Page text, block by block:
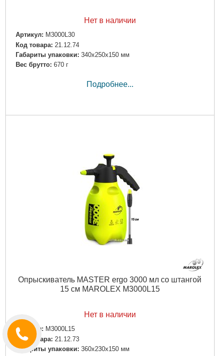
Нет в наличии
Артикул: M3000L30
Код товара: 21.12.74
Габариты упаковки: 340x250x150 мм
Вес брутто: 670 г
Подробнее...
Опрыскиватель MASTER ergo 3000 мл со штангой
15 см MAROLEX M3000L15
Нет в наличии
Артикул: M3000L15
Код товара: 21.12.73
Габариты упаковки: 360x230x150 мм